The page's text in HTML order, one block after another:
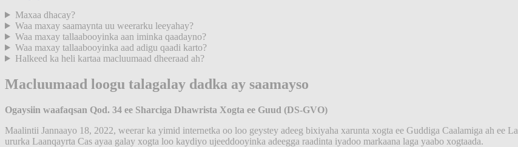
Maxaa dhacay?
Waa maxay saamaynta uu weerarku leeyahay?
Waa maxay tallaabooyinka aan iminka qaadayno?
Waa maxay tallaabooyinka aad adigu qaadi karto?
Halkeed ka heli kartaa macluumaad dheeraad ah?
Macluumaad loogu talagalay dadka ay saamayso
Ogaysiin waafaqsan Qod. 34 ee Sharciga Dhawrista Xogta ee Guud (DS-GVO)
Maalintii Jannaayo 18, 2022, weerar ka yimid internetka oo loo geystey adeeg bixiyaha xarunta xogta ee Guddiga Caalamiga ah ee
ururka Laanqayrta Cas ayaa galay xogta loo kaydiyo ujeeddooyinka adeegga raadinta iyadoo markaana laga yaabo xogtaada.